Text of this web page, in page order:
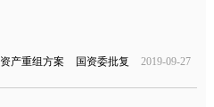
资产重组方案 国资委批复 2019-09-27